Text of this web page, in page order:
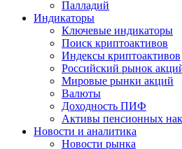
Палладий
Индикаторы
Ключевые индикаторы
Поиск криптоактивов
Индексы криптоактивов
Российский рынок
Мировые рынки акций
Валюты
Доходность ПИФ
Активы пенсионных
Новости и аналитика
Новости рынка